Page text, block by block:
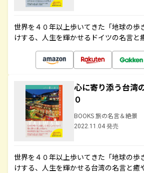
世界を４０年以上歩いてきた「地球の歩
けする、人生を輝かせるドイツの名言と
心に寄り添う台湾
０
BOOKS 旅の名言＆絶景
2022.11.04 発売
世界を４０年以上歩いてきた「地球の歩
けする、人生を輝かせる台湾の名言と癒